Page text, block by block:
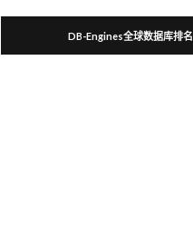
DB-Engines全球数据库排名